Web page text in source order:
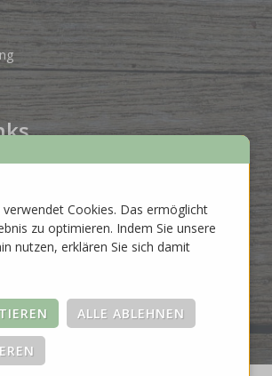
Cookies. Das ermöglicht
zu optimieren. Indem Sie unsere
nutzen, erklären Sie sich damit